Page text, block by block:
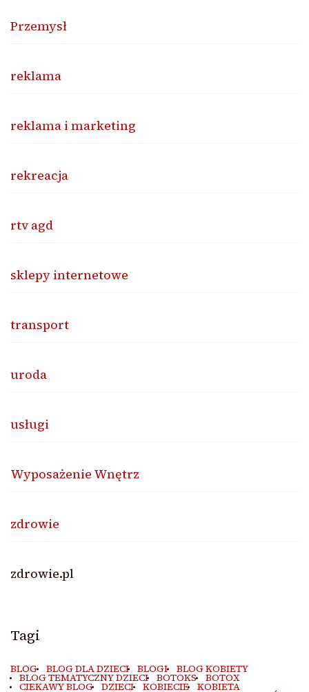
Przemysł
reklama
reklama i marketing
rekreacja
rtv agd
sklepy internetowe
transport
uroda
usługi
Wyposażenie Wnętrz
zdrowie
zdrowie.pl
Tagi
BLOG BLOG DLA DZIECI BLOGI BLOG KOBIETY
BLOG TEMATYCZNY DZIECI BOTOKS BOTOX
CIEKAWY BLOG DZIECI KOBIECIE KOBIETA